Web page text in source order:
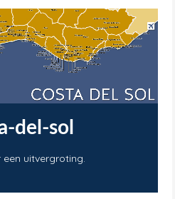
del-sol
uitvergroting.